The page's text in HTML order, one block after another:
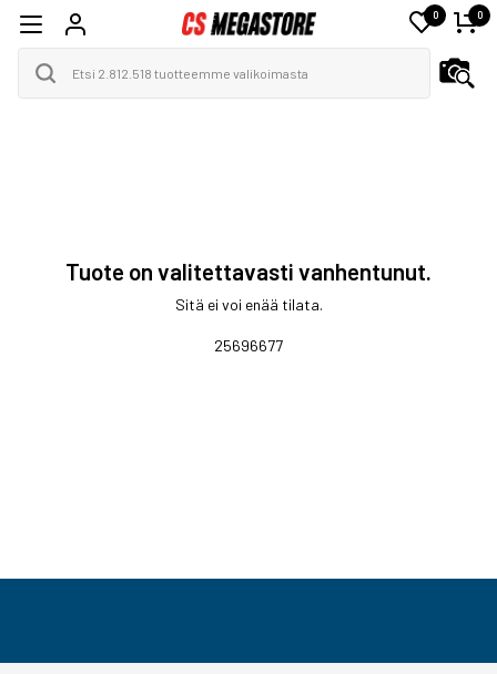
0 0
Tuote on valitettavasti vanhentunut.
Sitä ei voi enää tilata.
25696677